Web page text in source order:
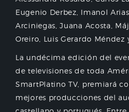
Eugenio Derbez, Imanol
Arciniegas, Juana Acosta,
Oreiro, Luis Gerardo Méndez
La undécima edición del
de televisiones de toda
SmartPlatino TV, premiará
mejores producciones del